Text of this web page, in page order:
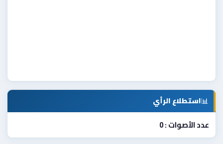
📊استطلاع الرأي
عدد الأصوات : 0